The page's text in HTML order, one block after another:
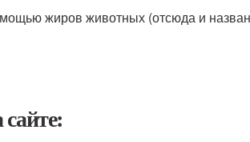
жиров животных (отсюда и